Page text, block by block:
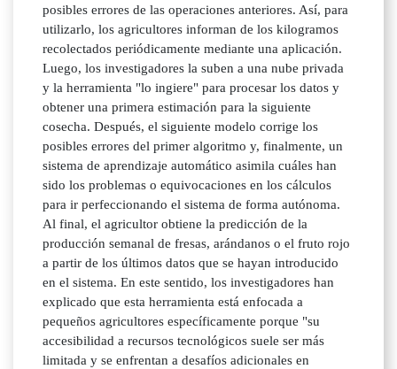
posibles errores de las operaciones anteriores. Así, para
utilizarlo, los agricultores informan de los kilogramos
recolectados periódicamente mediante una aplicación.
Luego, los investigadores la suben a una nube privada
y la herramienta "lo ingiere" para procesar los datos y
obtener una primera estimación para la siguiente
cosecha. Después, el siguiente modelo corrige los
posibles errores del primer algoritmo y, finalmente, un
sistema de aprendizaje automático asimila cuáles han
sido los problemas o equivocaciones en los cálculos
para ir perfeccionando el sistema de forma autónoma.
Al final, el agricultor obtiene la predicción de la
producción semanal de fresas, arándanos o el fruto rojo
a partir de los últimos datos que se hayan introducido
en el sistema. En este sentido, los investigadores han
explicado que esta herramienta está enfocada a
pequeños agricultores específicamente porque "su
accesibilidad a recursos tecnológicos suele ser más
limitada y se enfrentan a desafíos adicionales en